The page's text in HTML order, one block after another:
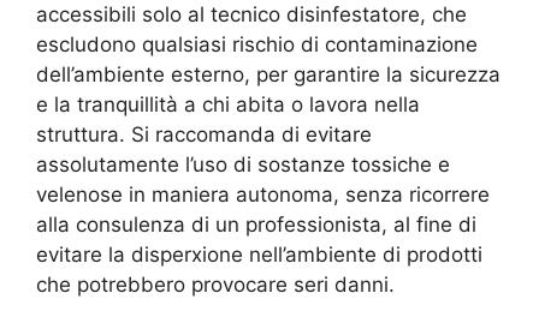
accessibili solo al tecnico disinfestatore, che
escludono qualsiasi rischio di contaminazione
dell’ambiente esterno, per garantire la sicurezza
e la tranquillità a chi abita o lavora nella
struttura. Si raccomanda di evitare
assolutamente l’uso di sostanze tossiche e
velenose in maniera autonoma, senza ricorrere
alla consulenza di un professionista, al fine di
evitare la disperxione nell’ambiente di prodotti
che potrebbero provocare seri danni.